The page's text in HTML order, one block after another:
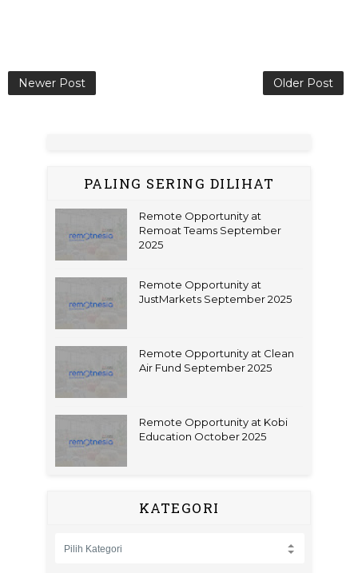
Newer Post Older Post
PALING SERING DILIHAT
Remote Opportunity at
Remoat Teams September
2025
Remote Opportunity at
JustMarkets September 2025
Remote Opportunity at Clean
Air Fund September 2025
Remote Opportunity at Kobi
Education October 2025
KATEGORI